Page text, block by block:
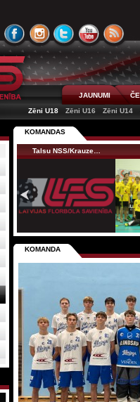
JAUNUMI
Zēni U18
Zēni U16 Zēni U14
KOMANDAS
Talsu NSS/Krauze…
KOMANDA